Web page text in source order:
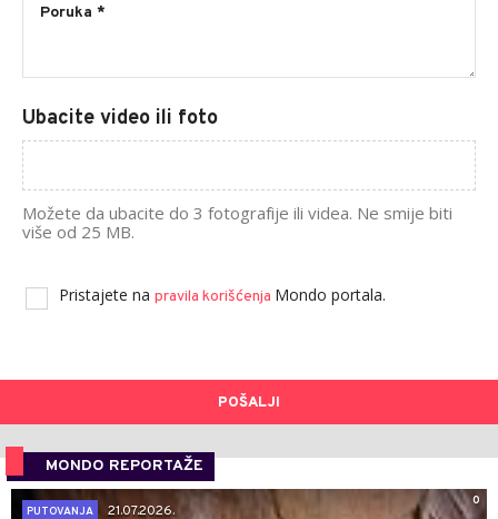
Ubacite video ili foto
Možete da ubacite do 3 fotografije ili videa. Ne smije biti
više od 25 MB.
Pristajete na pravila korišćenja Mondo portala.
POŠALJI
MONDO REPORTAŽE
0
PUTOVANJA
21.07.2026.